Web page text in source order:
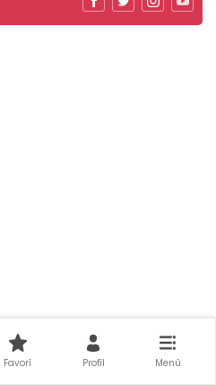
Favorî Profîl Menû